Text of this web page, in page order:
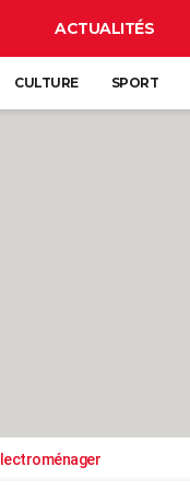
ACTUALITÉS
CULTURE SPORT